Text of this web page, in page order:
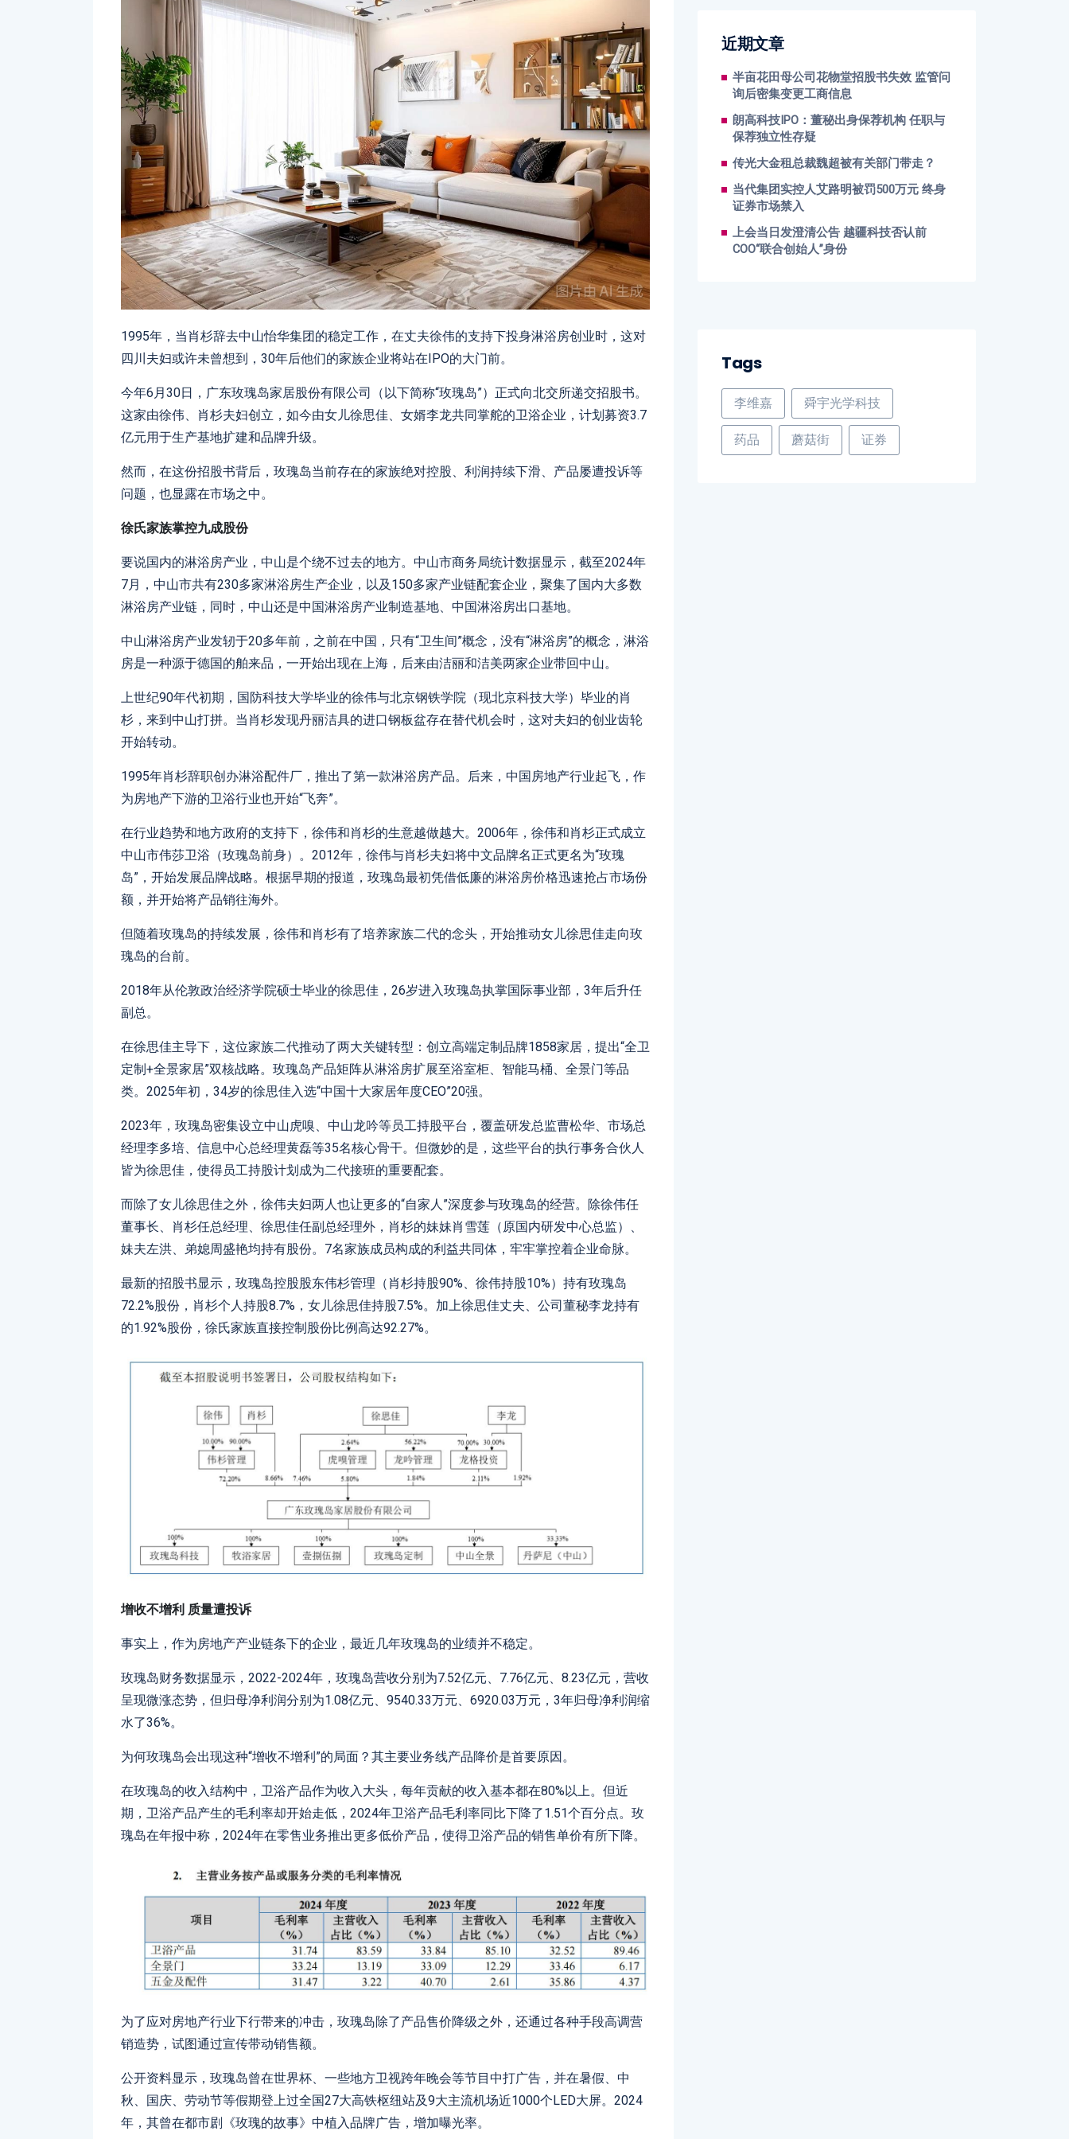
1995年，当肖杉辞去中山怡华集团的稳定工作，在丈夫徐伟的支持下投身淋浴房创业时，这对
四川夫妇或许未曾想到，30年后他们的家族企业将站在IPO的大门前。
今年6月30日，广东玫瑰岛家居股份有限公司（以下简称“玫瑰岛”）正式向北交所递交招股书。
这家由徐伟、肖杉夫妇创立，如今由女儿徐思佳、女婿李龙共同掌舵的卫浴企业，计划募资3.7
亿元用于生产基地扩建和品牌升级。
然而，在这份招股书背后，玫瑰岛当前存在的家族绝对控股、利润持续下滑、产品屡遭投诉等
问题，也显露在市场之中。
徐氏家族掌控九成股份
要说国内的淋浴房产业，中山是个绕不过去的地方。中山市商务局统计数据显示，截至2024年
7月，中山市共有230多家淋浴房生产企业，以及150多家产业链配套企业，聚集了国内大多数
淋浴房产业链，同时，中山还是中国淋浴房产业制造基地、中国淋浴房出口基地。
中山淋浴房产业发轫于20多年前，之前在中国，只有“卫生间”概念，没有“淋浴房”的概念，淋浴
房是一种源于德国的舶来品，一开始出现在上海，后来由洁丽和洁美两家企业带回中山。
上世纪90年代初期，国防科技大学毕业的徐伟与北京钢铁学院（现北京科技大学）毕业的肖
杉，来到中山打拼。当肖杉发现丹丽洁具的进口钢板盆存在替代机会时，这对夫妇的创业齿轮
开始转动。
1995年肖杉辞职创办淋浴配件厂，推出了第一款淋浴房产品。后来，中国房地产行业起飞，作
为房地产下游的卫浴行业也开始“飞奔”。
在行业趋势和地方政府的支持下，徐伟和肖杉的生意越做越大。2006年，徐伟和肖杉正式成立
中山市伟莎卫浴（玫瑰岛前身）。2012年，徐伟与肖杉夫妇将中文品牌名正式更名为“玫瑰
岛”，开始发展品牌战略。根据早期的报道，玫瑰岛最初凭借低廉的淋浴房价格迅速抢占市场份
额，并开始将产品销往海外。
但随着玫瑰岛的持续发展，徐伟和肖杉有了培养家族二代的念头，开始推动女儿徐思佳走向玫
瑰岛的台前。
2018年从伦敦政治经济学院硕士毕业的徐思佳，26岁进入玫瑰岛执掌国际事业部，3年后升任
副总。​​
在徐思佳主导下，这位家族二代推动了两大关键转型：创立高端定制品牌1858家居，提出“全卫
定制+全景家居”双核战略。玫瑰岛产品矩阵从淋浴房扩展至浴室柜、智能马桶、全景门等品
类。2025年初，34岁的徐思佳入选“中国十大家居年度CEO”20强。
2023年，玫瑰岛密集设立中山虎嗅、中山龙吟等员工持股平台，覆盖研发总监曹松华、市场总
经理李多培、信息中心总经理黄磊等35名核心骨干。但微妙的是，这些平台的执行事务合伙人
皆为徐思佳，使得员工持股计划成为二代接班的重要配套。
而除了女儿徐思佳之外，徐伟夫妇两人也让更多的“自家人”深度参与玫瑰岛的经营。除徐伟任
董事长、肖杉任总经理、徐思佳任副总经理外，肖杉的妹妹肖雪莲（原国内研发中心总监）、
妹夫左洪、弟媳周盛艳均持有股份。7名家族成员构成的利益共同体，牢牢掌控着企业命脉。
最新的招股书显示，玫瑰岛控股股东伟杉管理（肖杉持股90%、徐伟持股10%）持有玫瑰岛
72.2%股份，肖杉个人持股8.7%，女儿徐思佳持股7.5%。加上徐思佳丈夫、公司董秘李龙持有
的1.92%股份，徐氏家族直接控制股份比例高达92.27%。
增收不增利 质量遭投诉
事实上，作为房地产产业链条下的企业，最近几年玫瑰岛的业绩并不稳定。
玫瑰岛财务数据显示，2022-2024年，玫瑰岛营收分别为7.52亿元、7.76亿元、8.23亿元，营收
呈现微涨态势，但归母净利润分别为1.08亿元、9540.33万元、6920.03万元，3年归母净利润缩
水了36%。
为何玫瑰岛会出现这种“增收不增利”的局面？其主要业务线产品降价是首要原因。
在玫瑰岛的收入结构中，卫浴产品作为收入大头，每年贡献的收入基本都在80%以上。但近
期，卫浴产品产生的毛利率却开始走低，2024年卫浴产品毛利率同比下降了1.51个百分点。玫
瑰岛在年报中称，2024年在零售业务推出更多低价产品，使得卫浴产品的销售单价有所下降。
为了应对房地产行业下行带来的冲击，玫瑰岛除了产品售价降级之外，还通过各种手段高调营
销造势，试图通过宣传带动销售额。
公开资料显示，玫瑰岛曾在世界杯、一些地方卫视跨年晚会等节目中打广告，并在暑假、中
秋、国庆、劳动节等假期登上过全国27大高铁枢纽站及9大主流机场近1000个LED大屏。2024
年，其曾在都市剧《玫瑰的故事》中植入品牌广告，增加曝光率。
近期文章
半亩花田母公司花物堂招股书失效 监管问
询后密集变更工商信息
朗高科技IPO：董秘出身保荐机构 任职与
保荐独立性存疑
传光大金租总裁魏超被有关部门带走？
当代集团实控人艾路明被罚500万元 终身
证券市场禁入
上会当日发澄清公告 越疆科技否认前
COO“联合创始人”身份
Tags
李维嘉 舜宇光学科技
药品 蘑菇街 证券